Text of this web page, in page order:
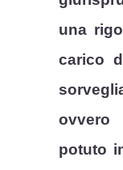
una
carico
potuto